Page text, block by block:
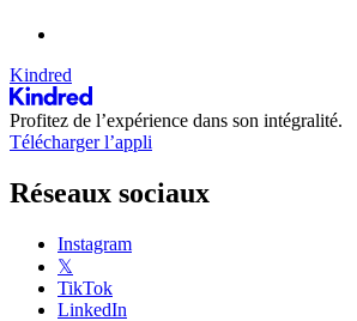
Kindred
Profitez de l’expérience dans son intégralité.
Télécharger l’appli
Réseaux sociaux
Instagram
𝕏
TikTok
LinkedIn